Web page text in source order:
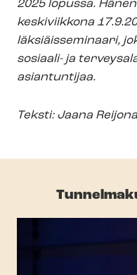
2025 lopussa.
keskiviikkona
läksiäisseminaari,
sosiaali- ja
asiantuntijaa.
Teksti: Jaana